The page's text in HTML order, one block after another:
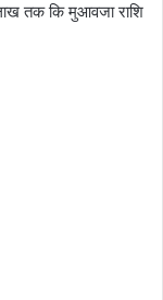
तक कि मुआवजा राशि